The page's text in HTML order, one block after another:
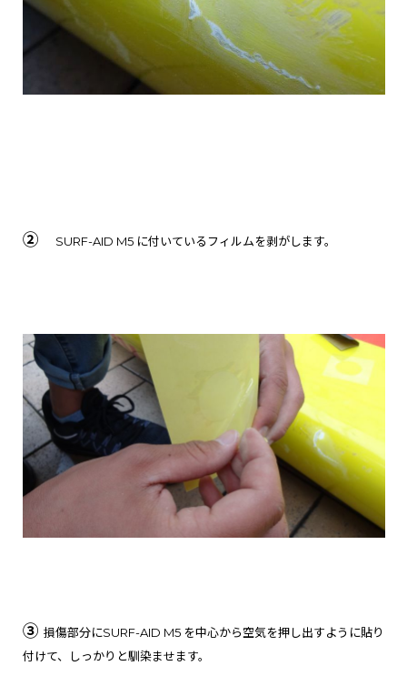
② SURF-AID M5 に付いているフィルムを剥がします。
③ 損傷部分にSURF-AID M5 を中心から空気を押し出すように貼り
付けて、しっかりと馴染ませます。